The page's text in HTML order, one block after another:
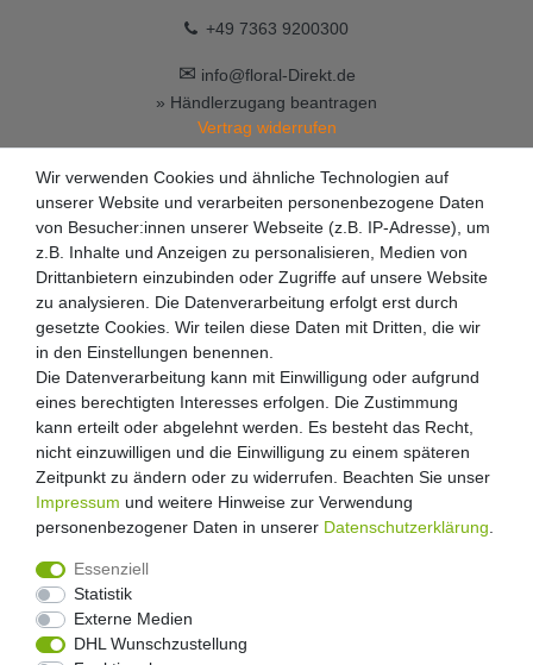
+49 7363 9200300
✉ info@floral-Direkt.de
» Händlerzugang beantragen
Vertrag widerrufen
Widerrufs­recht Widerrufs­formular
Wir verwenden Cookies und ähnliche Technologien auf
unserer Website und verarbeiten personenbezogene Daten
von Besucher:innen unserer Webseite (z.B. IP-Adresse), um
z.B. Inhalte und Anzeigen zu personalisieren, Medien von
Drittanbietern einzubinden oder Zugriffe auf unsere Website
zu analysieren. Die Datenverarbeitung erfolgt erst durch
gesetzte Cookies. Wir teilen diese Daten mit Dritten, die wir
in den Einstellungen benennen.
Die Datenverarbeitung kann mit Einwilligung oder aufgrund
eines berechtigten Interesses erfolgen. Die Zustimmung
kann erteilt oder abgelehnt werden. Es besteht das Recht,
nicht einzuwilligen und die Einwilligung zu einem späteren
Zeitpunkt zu ändern oder zu widerrufen. Beachten Sie unser
Impressum und weitere Hinweise zur Verwendung
personenbezogener Daten in unserer Daten­schutz­erklärung
Essenziell
Statistik
Externe Medien
DHL Wunschzustellung